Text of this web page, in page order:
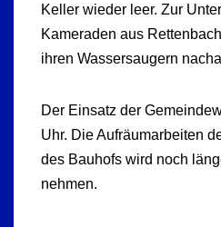
Keller wieder leer. Zur
Kameraden aus
ihren Wassersaugern
Der Einsatz der
Uhr. Die Aufräumarbeiten
des Bauhofs wird noch
nehmen.